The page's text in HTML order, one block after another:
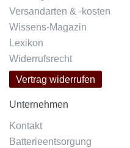
Versandarten & -kosten
Wissens-Magazin
Lexikon
Widerrufsrecht
Vertrag widerrufen
Unternehmen
Kontakt
Batterieentsorgung